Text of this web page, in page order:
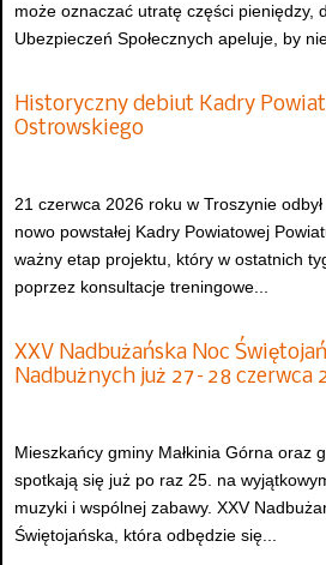
może oznaczać utratę części pieniędzy,
Ubezpieczeń Społecznych apeluje, by
Historyczny debiut Kadry
Ostrowskiego
21 czerwca 2026 roku w Troszynie
nowo powstałej Kadry Powiatowej
ważny etap projektu, który w ostatnich
poprzez konsultacje treningowe...
XXV Nadbużańska Noc
Nadbużnych już 27–28 czerwca
Mieszkańcy gminy Małkinia Górna oraz
spotkają się już po raz 25. na
muzyki i wspólnej zabawy. XXV
Świętojańska, która odbędzie się...